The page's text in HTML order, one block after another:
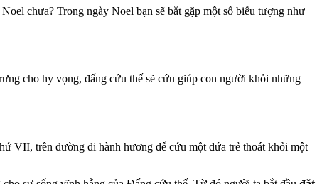
chưa? Trong ngày Noel bạn sẽ bắt gặp một số biểu tượng như
cho hy vọng, đấng cứu thế sẽ cứu giúp con người khỏi những
VII, trên đường đi hành hương để cứu một đứa trẻ thoát khỏi một